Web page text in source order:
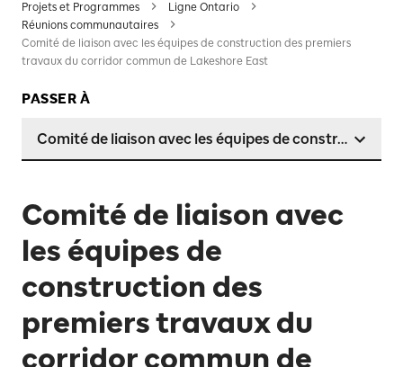
Projets et Programmes
Ligne Ontario
Réunions communautaires
Comité de liaison avec les équipes de construction des premiers
travaux du corridor commun de Lakeshore East
PASSER À
Comité de liaison avec les équipes de construction
Comité de liaison avec
les équipes de
construction des
premiers travaux du
corridor commun de